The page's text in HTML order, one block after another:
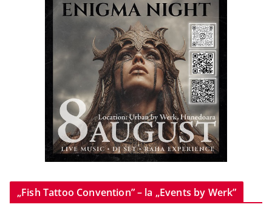
„Fish Tattoo Convention” – la „Events by Werk”